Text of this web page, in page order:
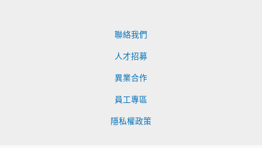
聯絡我們
人才招募
異業合作
員工專區
隱私權政策